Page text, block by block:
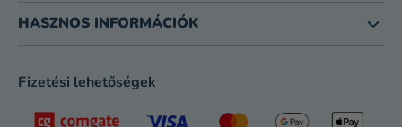
HASZNOS INFORMÁCIÓK
Fizetési lehetőségek